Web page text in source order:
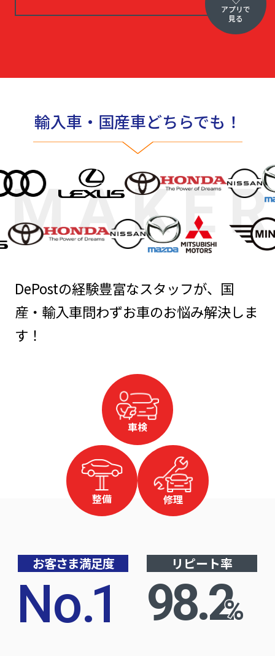
アプリで
見る
輸入車・国産車どちらでも！
DePostの経験豊富なスタッフが、国
産・輸入車問わずお車のお悩み解決しま
す！
車検
整備 修理
お客さま満足度
No.1
リピート率
98.2%